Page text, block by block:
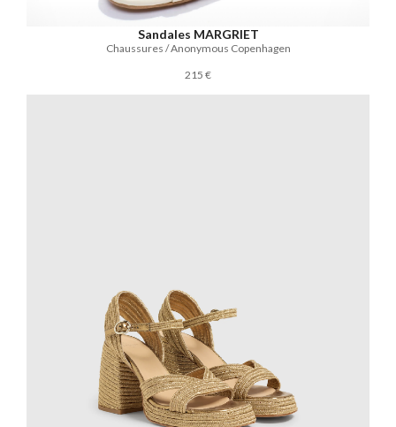
Sandales MARGRIET
Chaussures / Anonymous Copenhagen
215 €